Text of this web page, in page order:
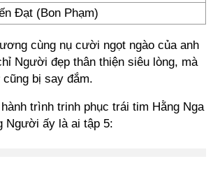
Đạt (Bon Phạm)
cùng nụ cười ngọt ngào của anh
Người đẹp thân thiện siêu lòng, mà
bị say đắm.
trình trinh phục trái tim Hằng Nga
Người ấy là ai tập 5: